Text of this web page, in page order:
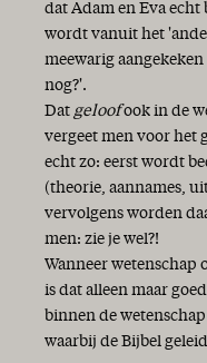
dat Adam en Eva echt
wordt vanuit het
meewarig
nog?'.
Dat geloofook in de
vergeet men voor het
echt zo: eerst wordt
(theorie, aannames,
vervolgens worden
men: zie je wel?!
Wanneer wetenschap
is dat alleen maar
binnen de
waarbij de Bijbel